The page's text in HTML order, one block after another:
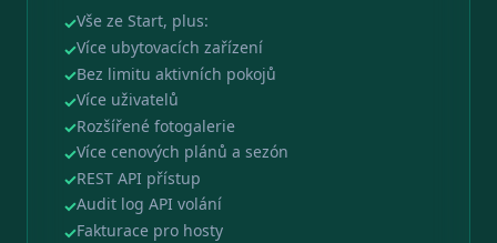
Vše ze Start, plus:
Více ubytovacích zařízení
Bez limitu aktivních pokojů
Více uživatelů
Rozšířené fotogalerie
Více cenových plánů a sezón
REST API přístup
Audit log API volání
Fakturace pro hosty